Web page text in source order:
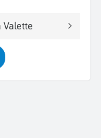
Valette